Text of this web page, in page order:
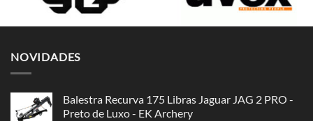
NOVIDADES
Balestra Recurva 175 Libras Jaguar JAG 2 PRO -
Preto de Luxo - EK Archery